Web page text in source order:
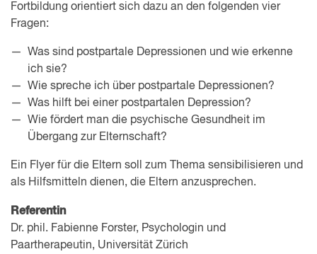
Fortbildung orientiert sich dazu an den folgenden vier
Fragen:
Was sind postpartale Depressionen und wie erkenne
ich sie?
Wie spreche ich über postpartale Depressionen?
Was hilft bei einer postpartalen Depression?
Wie fördert man die psychische Gesundheit im
Übergang zur Elternschaft?
Ein Flyer für die Eltern soll zum Thema sensibilisieren und
als Hilfsmitteln dienen, die Eltern anzusprechen.
Referentin
Dr. phil. Fabienne Forster, Psychologin und
Paartherapeutin, Universität Zürich